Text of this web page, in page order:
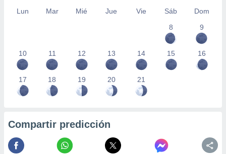
Lun Mar Mié Jue Vie Sáb
Dom
8
9
10 11 12 13 14 15 16
17 18 19 20 21
Compartir predicción